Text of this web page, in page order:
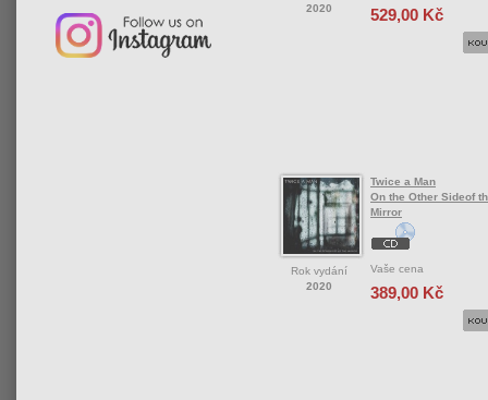
2020
529,00 Kč
Rok vydání
2020
Twice a Man
On the Other Sideof
Mirror
Vaše cena
389,00 Kč